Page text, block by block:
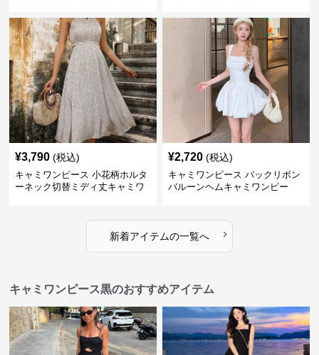
¥3,790 (税込)
キャミワンピース 小花柄ホルタ
ーネック切替ミディ丈キャミワ
¥2,720 (税込)
キャミワンピース バックリボン
バルーンヘムキャミワンピー
新着アイテムの一覧へ ›
キャミワンピース黒のおすすめアイテム